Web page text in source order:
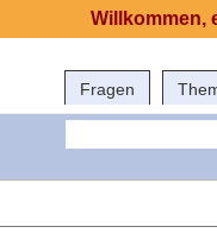
Fragen
Willkommen,